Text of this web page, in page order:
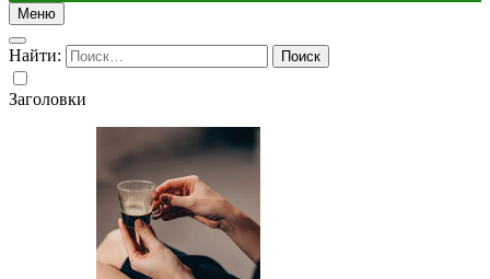
Меню
Найти:
Заголовки